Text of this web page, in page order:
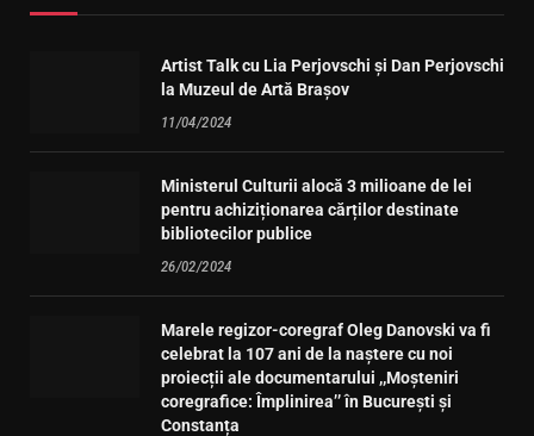
Artist Talk cu Lia Perjovschi și Dan Perjovschi
la Muzeul de Artă Brașov
11/04/2024
Ministerul Culturii alocă 3 milioane de lei
pentru achiziționarea cărților destinate
bibliotecilor publice
26/02/2024
Marele regizor-coregraf Oleg Danovski va fi
celebrat la 107 ani de la naștere cu noi
proiecții ale documentarului ,,Moșteniri
coregrafice: Împlinirea’’ în București și
Constanța